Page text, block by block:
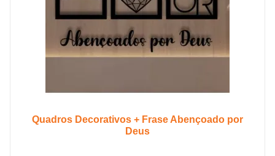
Quadros Decorativos + Frase Abençoado por
Deus